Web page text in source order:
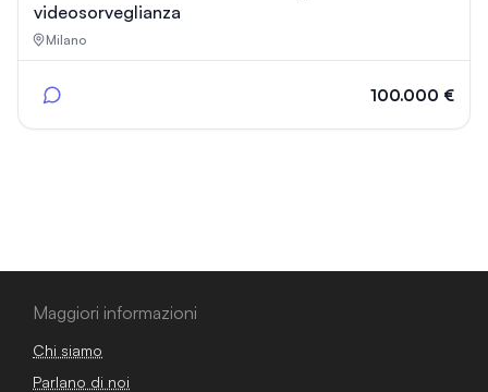
videosorveglianza
Milano
100.000 €
Maggiori informazioni
Chi siamo
Parlano di noi